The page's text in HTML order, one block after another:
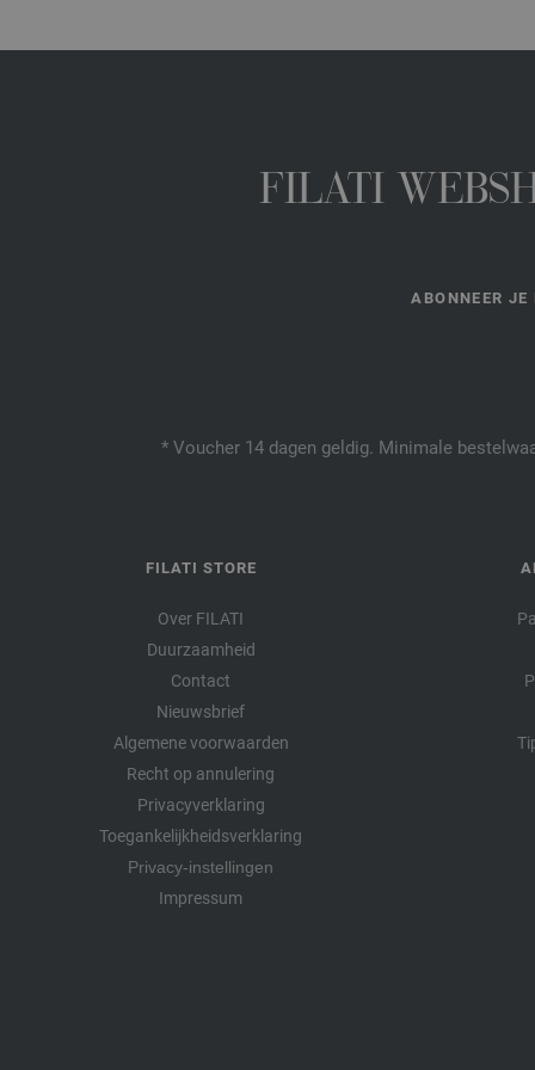
FILATI
ABONNEER
* Voucher 14 dagen geldig. Minimale
FILATI STORE
Over FILATI
Duurzaamheid
Contact
Nieuwsbrief
Algemene voorwaarden
Recht op annulering
Privacyverklaring
Toegankelijkheidsverklaring
Privacy-instellingen
Impressum